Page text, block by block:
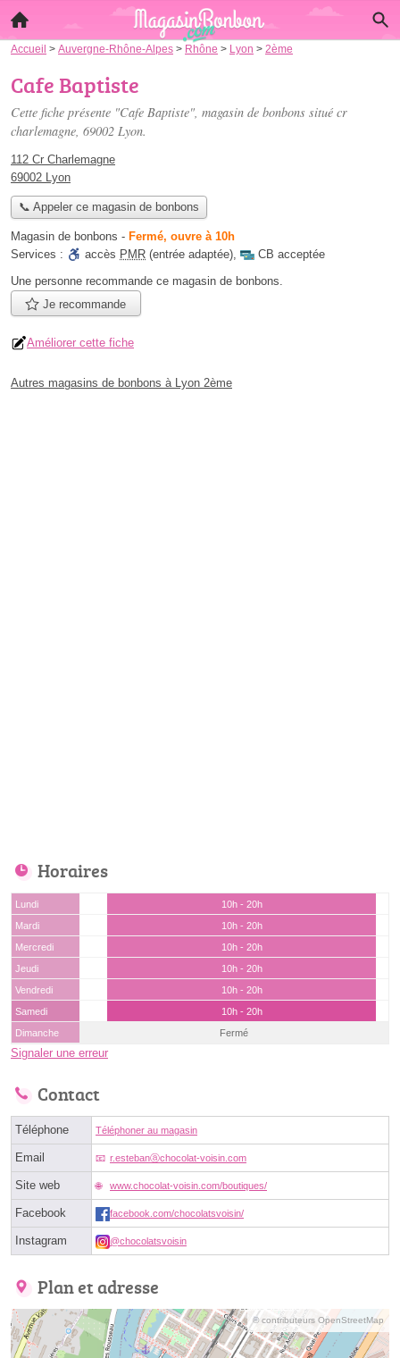
Accueil > Auvergne-Rhône-Alpes > Rhône > Lyon > 2ème
Cafe Baptiste
Cette fiche présente "Cafe Baptiste", magasin de bonbons situé cr
charlemagne, 69002 Lyon.
112 Cr Charlemagne
69002 Lyon
📞 Appeler ce magasin de bonbons
Magasin de bonbons - Fermé, ouvre à 10h
Services :
accès PMR (entrée adaptée),
CB acceptée
Une personne recommande ce magasin de bonbons.
Je recommande
Améliorer cette fiche
Autres magasins de bonbons à Lyon 2ème
Horaires
Lundi
10h - 20h
Mardi
10h - 20h
Mercredi
10h - 20h
Jeudi
10h - 20h
Vendredi
10h - 20h
Samedi
10h - 20h
Dimanche
Fermé
Signaler une erreur
Contact
Téléphone Téléphoner au magasin
Email r.estebanⓐchocolat-voisin.com
Site web www.chocolat-voisin.com/boutiques/
Facebook facebook.com/chocolatsvoisin/
Instagram @chocolatsvoisin
Plan et adresse
© contributeurs OpenStreetMap